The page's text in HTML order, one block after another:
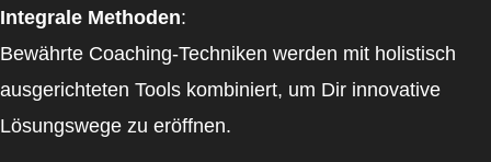
Integrale Methoden:
Bewährte Coaching-Techniken werden mit holistisch
ausgerichteten Tools kombiniert, um Dir innovative
Lösungswege zu eröffnen.